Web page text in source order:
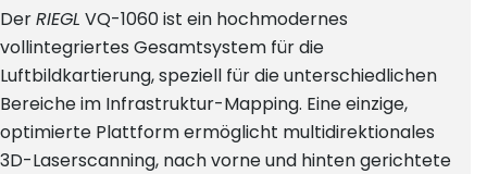
DerRIEGL VQ-1060 ist ein hochmodernes
vollintegriertes Gesamtsystem für die
Luftbildkartierung, speziell für die unterschiedlichen
Bereiche im Infrastruktur-Mapping. Eine einzige,
optimierte Plattform ermöglicht multidirektionales
3D-Laserscanning, nach vorne und hinten gerichtete